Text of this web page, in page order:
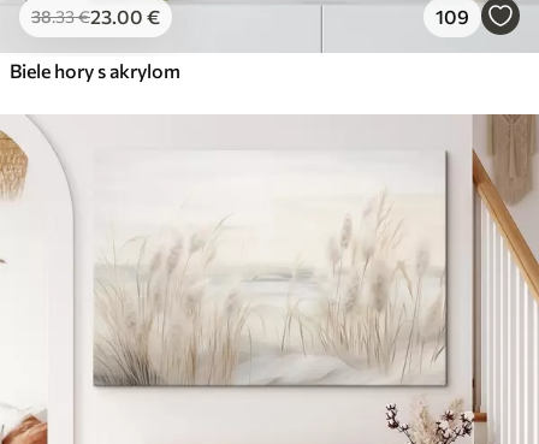
38.33€23.00 € 109
Biele hory s akrylom